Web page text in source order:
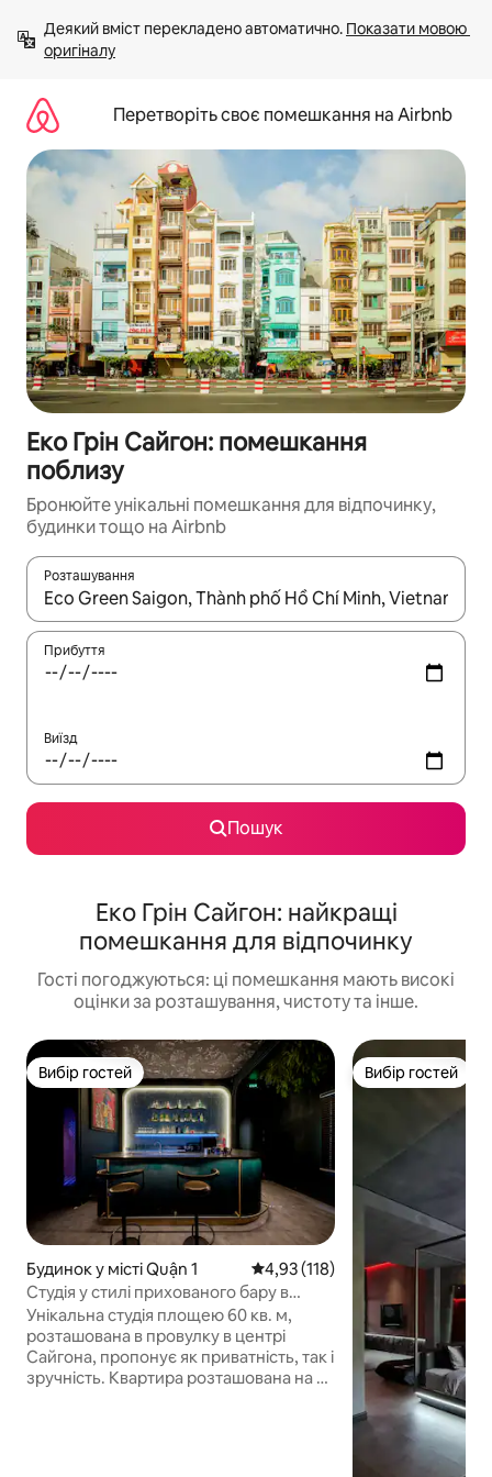
вмісту
Деякий вміст перекладено автоматично. Показати мовою
оригіналу
Перетворіть своє помешкання на Airbnb
Еко Грін Сайгон: помешкання
поблизу
Бронюйте унікальні помешкання для відпочинку,
будинки тощо на Airbnb
Розташування
Отримавши результати пошуку, використовуйте для
Прибуття
Виїзд
Пошук
Еко Грін Сайгон: найкращі
помешкання для відпочинку
Гості погоджуються: ці помешкання мають високі
оцінки за розташування, чистоту та інше.
Вибір гостей
Вибір гостей
Будинок у місті Quận 1 Середня оцінка: 4,93 з 5,
4,93 (118)
Студія у стилі прихованого бару в
провулку Сайгону
Унікальна студія площею 60 кв. м,
розташована в провулку в центрі
Сайгона, пропонує як приватність, так і
зручність. Квартира розташована на 2-
Вибір гостей
Вибір гостей